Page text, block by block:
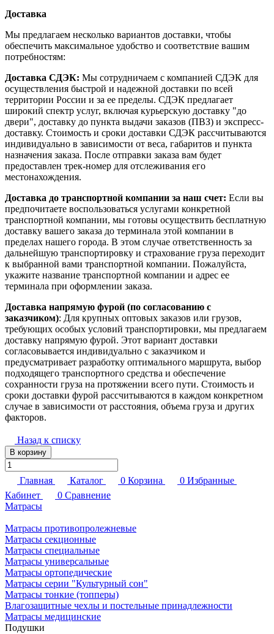
Доставка
Мы предлагаем несколько вариантов доставки, чтобы
обеспечить максимальное удобство и соответствие вашим
потребностям:
Доставка СДЭК: Мы сотрудничаем с компанией СДЭК для
осуществления быстрой и надежной доставки по всей
территории России и за ее пределы. СДЭК предлагает
широкий спектр услуг, включая курьерскую доставку "до
двери", доставку до пункта выдачи заказов (ПВЗ) и экспресс-
доставку. Стоимость и сроки доставки СДЭК рассчитываются
индивидуально в зависимости от веса, габаритов и пункта
назначения заказа. После отправки заказа вам будет
предоставлен трек-номер для отслеживания его
местонахождения.
Доставка до транспортной компании за наш счет: Если вы
предпочитаете воспользоваться услугами конкретной
транспортной компании, мы готовы осуществить бесплатную
доставку вашего заказа до терминала этой компании в
пределах нашего города. В этом случае ответственность за
дальнейшую транспортировку и страхование груза переходит
к выбранной вами транспортной компании. Пожалуйста,
укажите название транспортной компании и адрес ее
терминала при оформлении заказа.
Доставка напрямую фурой (по согласованию с
заказчиком): Для крупных оптовых заказов или грузов,
требующих особых условий транспортировки, мы предлагаем
доставку напрямую фурой. Этот вариант доставки
согласовывается индивидуально с заказчиком и
предусматривает разработку оптимального маршрута, выбор
подходящего транспортного средства и обеспечение
сохранности груза на протяжении всего пути. Стоимость и
сроки доставки фурой рассчитываются в каждом конкретном
случае в зависимости от расстояния, объема груза и других
факторов.
Назад к списку
В корзину
Главная Каталог 0 Корзина 0 Избранные
Кабинет
0 Сравнение
Матрасы
Матрасы противопролежневые
Матрасы секционные
Матрасы специальные
Матрасы универсальные
Матрасы ортопедические
Матрасы серии "Культурный сон"
Матрасы тонкие (топперы)
Влагозащитные чехлы и постельные принадлежности
Матрасы медицинские
Подушки